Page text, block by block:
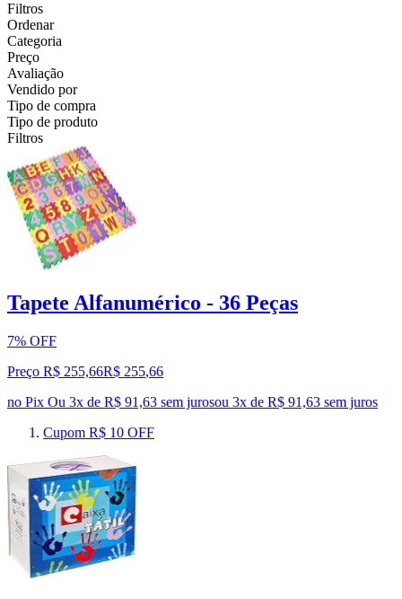
Filtros
Ordenar
Categoria
Preço
Avaliação
Vendido por
Tipo de compra
Tipo de produto
Filtros
Tapete Alfanumérico - 36 Peças
7% OFF
Preço R$ 255,66R$ 255,66
no Pix Ou 3x de R$ 91,63 sem jurosou 3x de R$ 91,63 sem juros
Cupom R$ 10 OFF